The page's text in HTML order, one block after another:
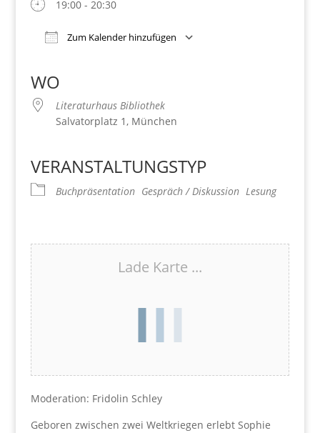
19:00 - 20:30
Zum Kalender hinzufügen
WO
Literaturhaus Bibliothek
Salvatorplatz 1, München
VERANSTALTUNGSTYP
Buchpräsentation Gespräch / Diskussion Lesung
Lade Karte ...
Moderation: Fridolin Schley
Geboren zwischen zwei Weltkriegen erlebt Sophie